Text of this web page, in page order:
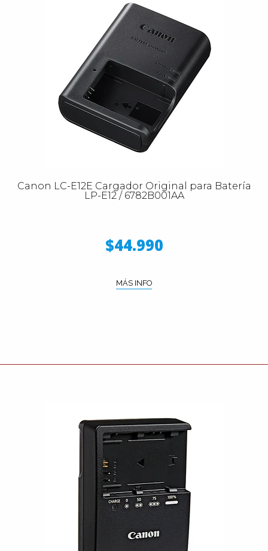
Canon LC-E12E Cargador Original para Batería
LP-E12 / 6782B001AA
$44.990
MÁS INFO